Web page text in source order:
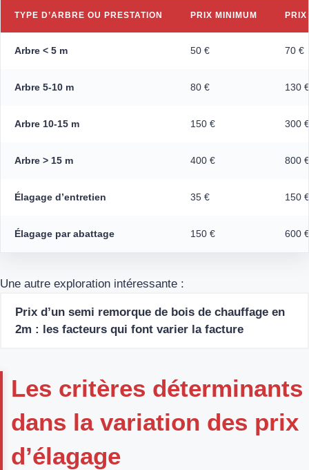
TYPE D’ARBRE OU PRESTATION PRIX MINIMUM PRIX
Arbre < 5 m 50 € 70 €
Arbre 5-10 m 80 € 130 €
Arbre 10-15 m 150 € 300 €
Arbre > 15 m 400 € 800 €
Élagage d’entretien 35 € 150 €
Élagage par abattage 150 € 600 €
Une autre exploration intéressante :
Prix d’un semi remorque de bois de chauffage en
2m : les facteurs qui font varier la facture
Les critères déterminants
dans la variation des prix
d’élagage